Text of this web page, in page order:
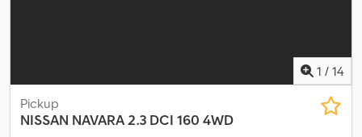
1 / 14
Pickup
NISSAN NAVARA 2.3 DCI 160 4WD